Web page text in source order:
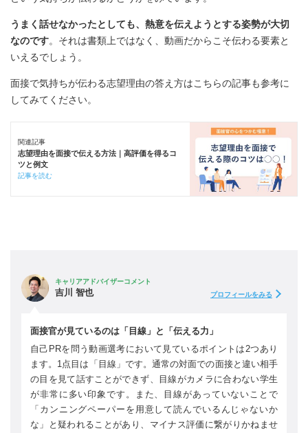
うまく話せなかったとしても、熱意を伝えようとする姿勢が大切
なのです。それは書類上ではなく、動画だからこそ伝わる要素と
いえるでしょう。
面接で気持ちが伝わる志望理由の答え方はこちらの記事も参考に
してみてください。
関連記事
志望理由を面接で伝える方法｜高評価を得るコ
ツと例文
記事を読む
キャリアアドバイザーコメント
吉川 智也 プロフィールをみる
面接官が見ているのは「目線」と「伝える力」
自己PRを問う動画選考において見ているポイントは2つあり
ます。1点目は「目線」です。通常の対面での面接と違い相手
の目を見て話すことができず、目線がカメラに合わない学生
が非常に多い印象です。また、目線があっていないことで
「カンニングペーパーを用意して読んでいるんじゃないか
な」と疑われることがあり、マイナス評価に繋がりかねませ